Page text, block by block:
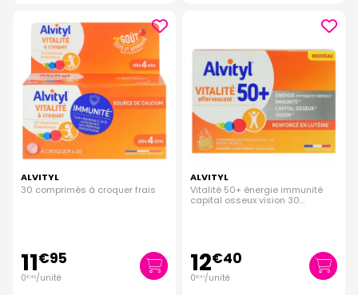
ALVITYL
30 comprimés à croquer frais
11€95
0€40/unité
ALVITYL
Vitalité 50+ énergie immunité
capital osseux vision 30
12€40
0€41/unité